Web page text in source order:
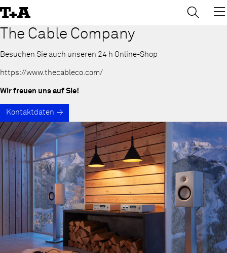
to
Content
The Cable Company
Besuchen Sie auch unseren 24 h Online-Shop
https://www.thecableco.com/
Wir freuen uns auf Sie!
Kontaktdaten
→ ×